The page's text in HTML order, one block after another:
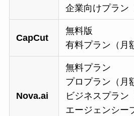
企業向けプラン
CapCut
無料版
有料プラン（月
Nova.ai
無料プラン
プロプラン（月
ビジネスプラン
エージェンシー